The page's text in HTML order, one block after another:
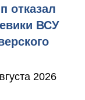
отказал
ВСУ
2026